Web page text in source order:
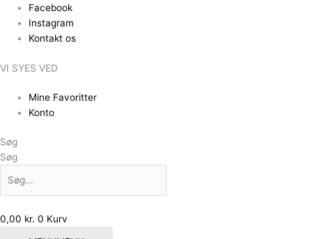
indholdet
Facebook
Instagram
Kontakt os
VI SYES VED
Mine Favoritter
Konto
Søg
Søg
0,00 kr. 0 Kurv